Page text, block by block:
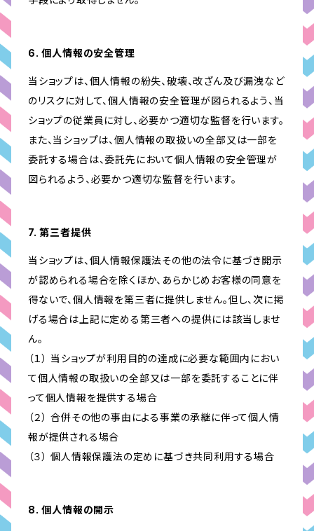
6. 個人情報の安全管理
当ショップは、個人情報の紛失、破壊、改ざん及び漏洩など
のリスクに対して、個人情報の安全管理が図られるよう、当
ショップの従業員に対し、必要かつ適切な監督を行います。
また、当ショップは、個人情報の取扱いの全部又は一部を
委託する場合は、委託先において個人情報の安全管理が
図られるよう、必要かつ適切な監督を行います。
7. 第三者提供
当ショップは、個人情報保護法その他の法令に基づき開示
が認められる場合を除くほか、あらかじめお客様の同意を
得ないで、個人情報を第三者に提供しません。但し、次に掲
げる場合は上記に定める第三者への提供には該当しませ
ん。
（１） 当ショップが利用目的の達成に必要な範囲内におい
て個人情報の取扱いの全部又は一部を委託することに伴
って個人情報を提供する場合
（２） 合併その他の事由による事業の承継に伴って個人情
報が提供される場合
（３） 個人情報保護法の定めに基づき共同利用する場合
8. 個人情報の開示